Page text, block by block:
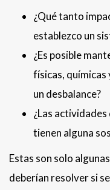
¿Qué tanto
establezco un
¿Es posible
físicas, químicas
un desbalance?
¿Las
tienen alguna
Estas son solo
deberían resolver si